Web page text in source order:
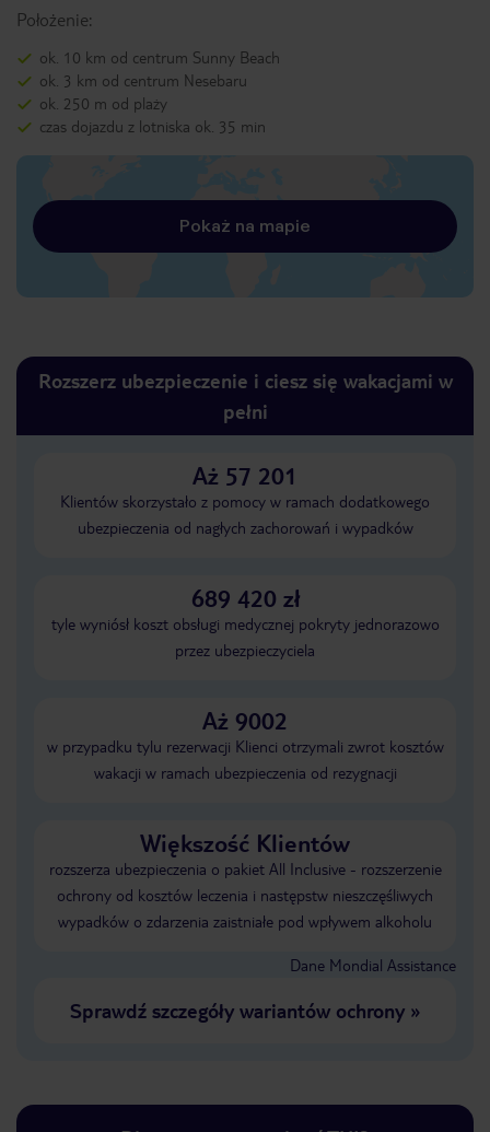
Położenie:
ok. 10 km od centrum Sunny Beach
ok. 3 km od centrum Nesebaru
ok. 250 m od plaży
czas dojazdu z lotniska ok. 35 min
Pokaż na mapie
Rozszerz ubezpieczenie i ciesz się wakacjami w
pełni
Aż 57 201
Klientów skorzystało z pomocy w ramach dodatkowego
ubezpieczenia od nagłych zachorowań i wypadków
689 420 zł
tyle wyniósł koszt obsługi medycznej pokryty jednorazowo
przez ubezpieczyciela
Aż 9002
w przypadku tylu rezerwacji Klienci otrzymali zwrot kosztów
wakacji w ramach ubezpieczenia od rezygnacji
Większość Klientów
rozszerza ubezpieczenia o pakiet All Inclusive - rozszerzenie
ochrony od kosztów leczenia i następstw nieszczęśliwych
wypadków o zdarzenia zaistniałe pod wpływem alkoholu
Dane Mondial Assistance
Sprawdź szczegóły wariantów ochrony»